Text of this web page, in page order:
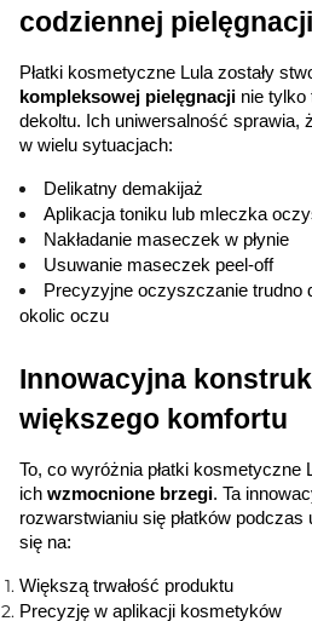
codziennej pielęgnacji
kompleksowej pielęgnacji nie tylko
dekoltu. Ich uniwersalność sprawia,
w wielu sytuacjach:
Delikatny demakijaż
Aplikacja toniku lub mleczka
Nakładanie maseczek w płynie
Usuwanie maseczek peel-off
Precyzyjne oczyszczanie trudno
okolic oczu
Innowacyjna
większego komfortu
To, co wyróżnia płatki kosmetyczne
ich wzmocnione brzegi. Ta
rozwarstwianiu się płatków podczas
się na:
Większą trwałość produktu
Precyzję w aplikacji kosmetyków